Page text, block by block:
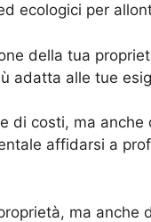
ecologici per
della tua
adatta alle tue
di costi, ma
affidarsi a
ma anche